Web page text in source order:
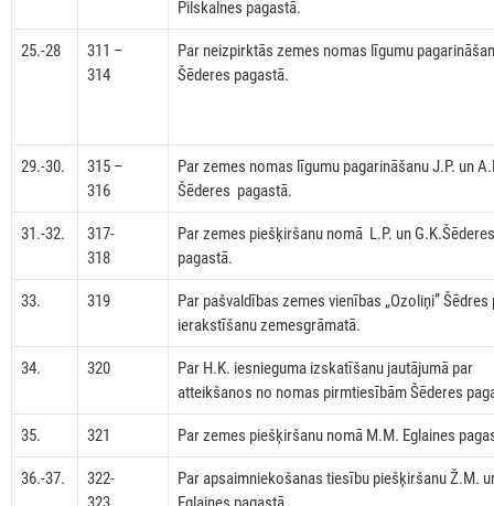
Pilskalnes pagastā.
25.-28
311 –
314
Par neizpirktās zemes nomas līgumu
Šēderes pagastā.
29.-30.
315 –
316
Par zemes nomas līgumu pagarināšanu J.P. un
Šēderes pagastā.
31.-32.
317-
318
Par zemes piešķiršanu nomā L.P. un
pagastā.
33. 319
Par pašvaldības zemes vienības „Ozoliņi” Šēdres
ierakstīšanu zemesgrāmatā.
34. 320
Par H.K. iesnieguma izskatīšanu jautājumā par
atteikšanos no nomas pirmtiesībām Šēderes
35. 321 Par zemes piešķiršanu nomā M.M. Eglaines
36.-37.
322-
Par apsaimniekošanas tiesību piešķiršanu Ž.M.